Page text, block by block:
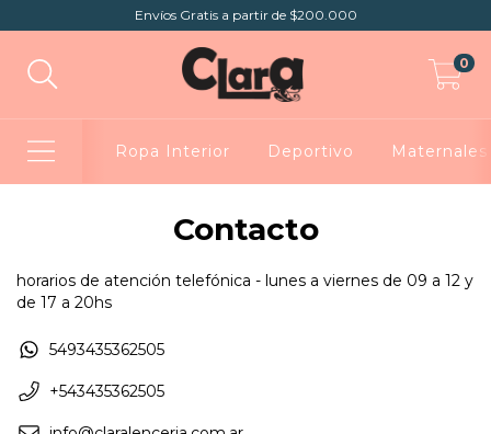
Envíos Gratis a partir de $200.000
0
Ropa Interior Deportivo Maternales
Contacto
horarios de atención telefónica - lunes a viernes de 09 a 12 y
de 17 a 20hs
5493435362505
+543435362505